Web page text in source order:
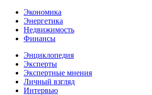
Экономика
Энергетика
Недвижимость
Финансы
Энциклопедия
Эксперты
Экспертные мнения
Личный взгляд
Интервью